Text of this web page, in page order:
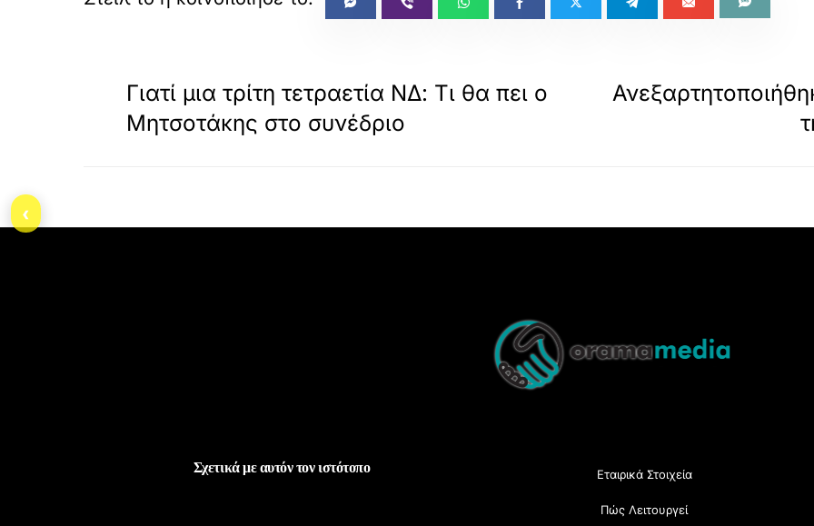
Γιατί μια τρίτη τετραετία ΝΔ: Τι θα πει ο
Μητσοτάκης στο συνέδριο
Top
Σχετικά με αυτόν τον ιστότοπο Εταιρικά Στοιχεία
Πώς Λειτουργεί
‹